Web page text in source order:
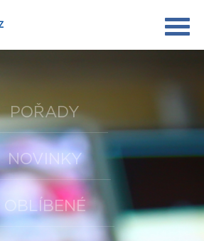
POŘADY
NOVINKY
OBLÍBENÉ